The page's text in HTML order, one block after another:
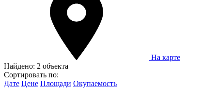
На карте
Найдено: 2 объекта
Сортировать по:
Дате Цене Площади Окупаемость